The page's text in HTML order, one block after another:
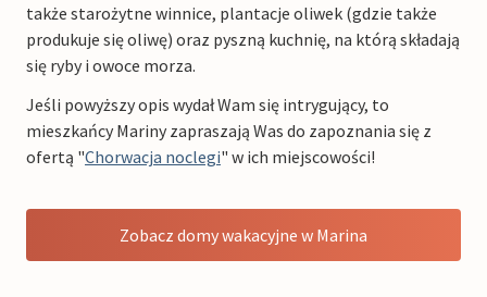
także starożytne winnice, plantacje oliwek (gdzie także
produkuje się oliwę) oraz pyszną kuchnię, na którą składają
się ryby i owoce morza.
Jeśli powyższy opis wydał Wam się intrygujący, to
mieszkańcy Mariny zapraszają Was do zapoznania się z
ofertą "Chorwacja noclegi" w ich miejscowości!
Zobacz domy wakacyjne w Marina